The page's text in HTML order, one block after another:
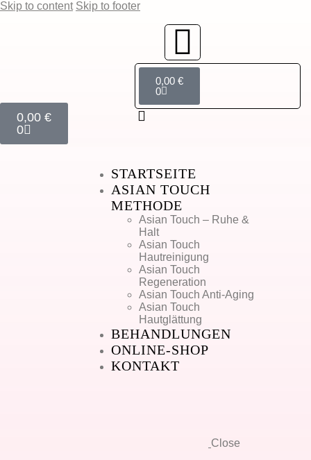
Skip to content Skip to footer
0,00 €
0
STARTSEITE
ASIAN TOUCH
METHODE
Asian Touch – Ruhe &
Halt
Asian Touch
Hautreinigung
Asian Touch
Regeneration
Asian Touch Anti-Aging
Asian Touch
Hautglättung
BEHANDLUNGEN
ONLINE-SHOP
KONTAKT
0,00€
0
Close